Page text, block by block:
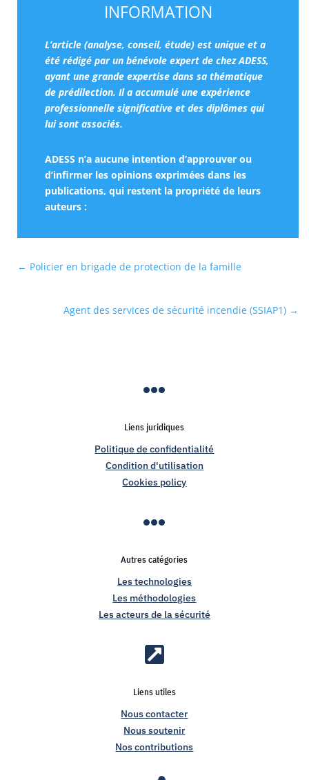
INFORMATION
L’article (analyse, conseil, étude) est unique et a
été rédigé par un bénévole expert de chez ADESS,
ayant une grande expertise dans sa thématique
de prédilection. Il a accumulé une expérience
professionnelle significative et des diplômes qui
lui sont associés.
ADESS n’a aucune intention d’approuver ou
d’infirmer les opinions exprimées dans les
publications, qui restent la propriété de leurs
auteurs :
← Policier en brigade de protection de la famille
Agent des services de sécurité incendie (SSIAP1) →

Liens juridiques
Politique de confidentialité
Condition d'utilisation
Cookies policy

Autres catégories
Les technologies
Les méthodologies
Les acteurs de la sécurité

Liens utiles
Nous contacter
Nous soutenir
Nos contributions